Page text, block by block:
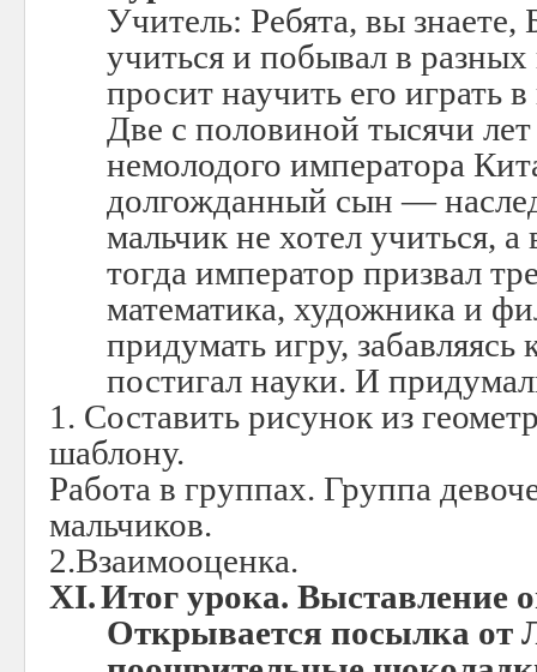
Учитель: Ребята, вы знаете,
учиться и побывал в
просит научить его играть
Две с половиной тысячи
немолодого императора
долгожданный сын —
мальчик не хотел учиться,
тогда император призвал
математика, художника и
придумать игру, забавляясь
постигал науки. И
1. Составить рисунок из
шаблону.
Работа в группах. Группа
мальчиков.
2.Взаимооценка.
XI.Итог урока. Выставление
Открывается посылка от